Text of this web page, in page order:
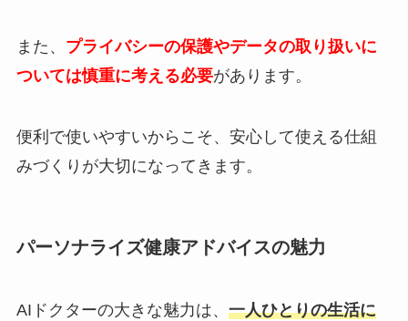
また、 プライバシーの保護やデータの取り扱いに
ついては慎重に考える必要があります。
便利で使いやすいからこそ、安心して使える仕組
みづくりが大切になってきます。
パーソナライズ健康アドバイスの魅力
AIドクターの大きな魅力は、 一人ひとりの生活に